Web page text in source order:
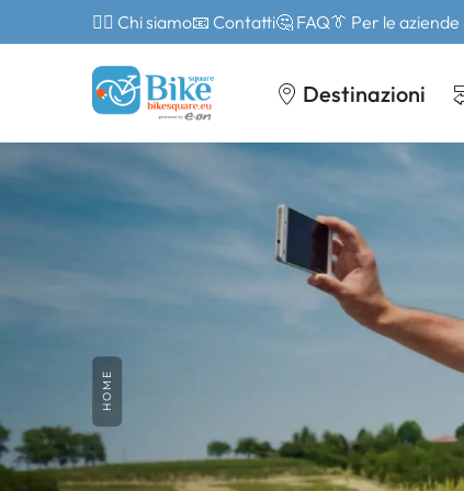
🙎‍♂️ Chi siamo📧 Contatti🤔 FAQ👔 Per le aziende
Destinazioni
HOME